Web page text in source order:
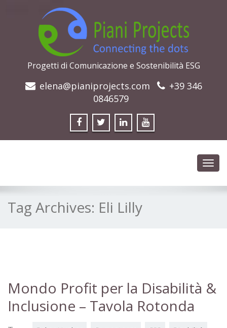
Progetti di Comunicazione e Sostenibilità ESG
elena@pianiprojects.com
+39 346
0846579
Tag Archives: Eli Lilly
Mondo Profit per la Disabilità &
Inclusione – Tavola Rotonda